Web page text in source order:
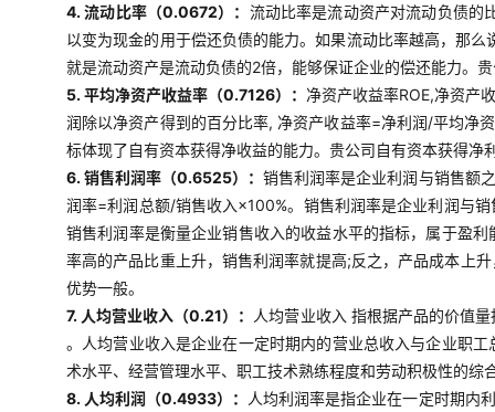
4. 流动比率（0.0672）： 流动比率是流动资产对流动负债的
以变为现金的用于偿还负债的能力。如果流动比率越高，那
就是流动资产是流动负债的2倍，能够保证企业的偿还能力。
5. 平均净资产收益率（0.7126）： 净资产收益率ROE,净资产
润除以净资产得到的百分比率, 净资产收益率=净利润/平均净
标体现了自有资本获得净收益的能力。贵公司自有资本获得
6. 销售利润率（0.6525）：销售利润率是企业利润与销售额
润率=利润总额/销售收入×100%。销售利润率是企业利润与
销售利润率是衡量企业销售收入的收益水平的指标，属于盈
率高的产品比重上升，销售利润率就提高;反之，产品成本上
优势一般。
7. 人均营业收入（0.21）： 人均营业收入 指根据产品的价值
。人均营业收入是企业在一定时期内的营业总收入与企业职
术水平、经营管理水平、职工技术熟练程度和劳动积极性的
8. 人均利润（0.4933）：
人均利润率是指企业在一定时期内